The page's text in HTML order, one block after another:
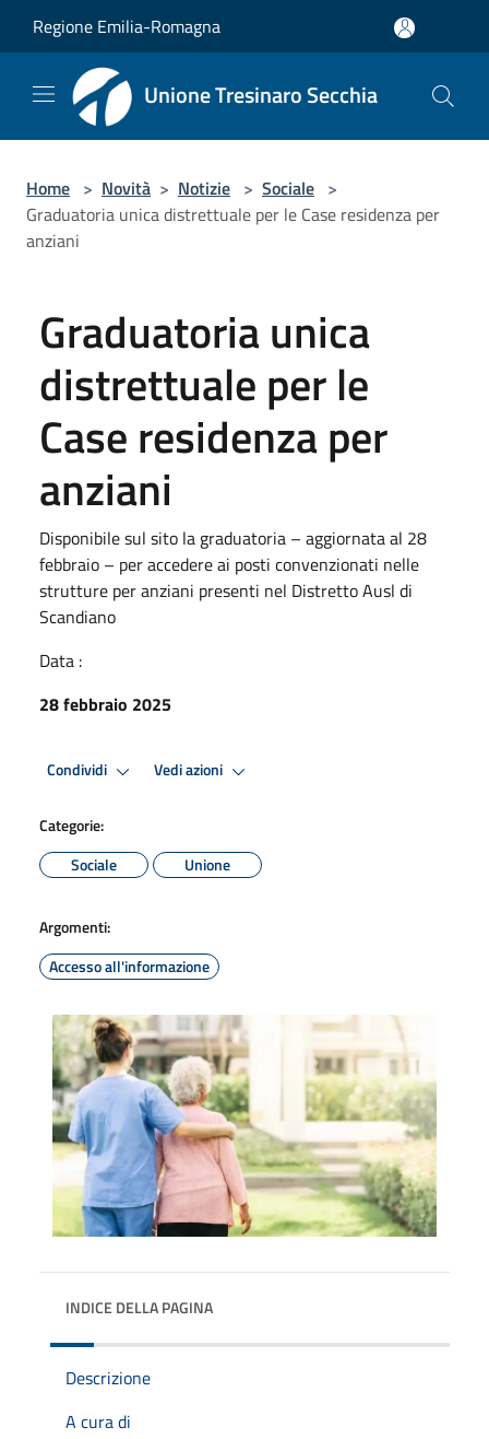
Regione Emilia-Romagna
Unione Tresinaro Secchia
Home > Novità > Notizie > Sociale >
Graduatoria unica distrettuale per le Case residenza per
anziani
Graduatoria unica
distrettuale per le
Case residenza per
anziani
Disponibile sul sito la graduatoria – aggiornata al 28
febbraio – per accedere ai posti convenzionati nelle
strutture per anziani presenti nel Distretto Ausl di
Scandiano
Data :
28 febbraio 2025
Condividi Vedi azioni
Categorie:
Sociale
Unione
Argomenti:
Accesso all'informazione
INDICE DELLA PAGINA
Descrizione
A cura di